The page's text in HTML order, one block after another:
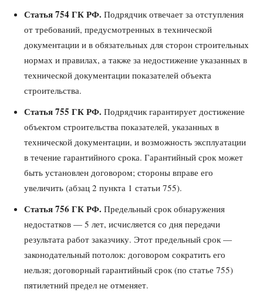
Статья 754 ГК РФ. Подрядчик отвечает за отступления
от требований, предусмотренных в технической
документации и в обязательных для сторон строительных
нормах и правилах, а также за недостижение указанных в
технической документации показателей объекта
строительства.
Статья 755 ГК РФ. Подрядчик гарантирует достижение
объектом строительства показателей, указанных в
технической документации, и возможность эксплуатации
в течение гарантийного срока. Гарантийный срок может
быть установлен договором; стороны вправе его
увеличить (абзац 2 пункта 1 статьи 755).
Статья 756 ГК РФ. Предельный срок обнаружения
недостатков — 5 лет, исчисляется со дня передачи
результата работ заказчику. Этот предельный срок —
законодательный потолок: договором сократить его
нельзя; договорный гарантийный срок (по статье 755)
пятилетний предел не отменяет.